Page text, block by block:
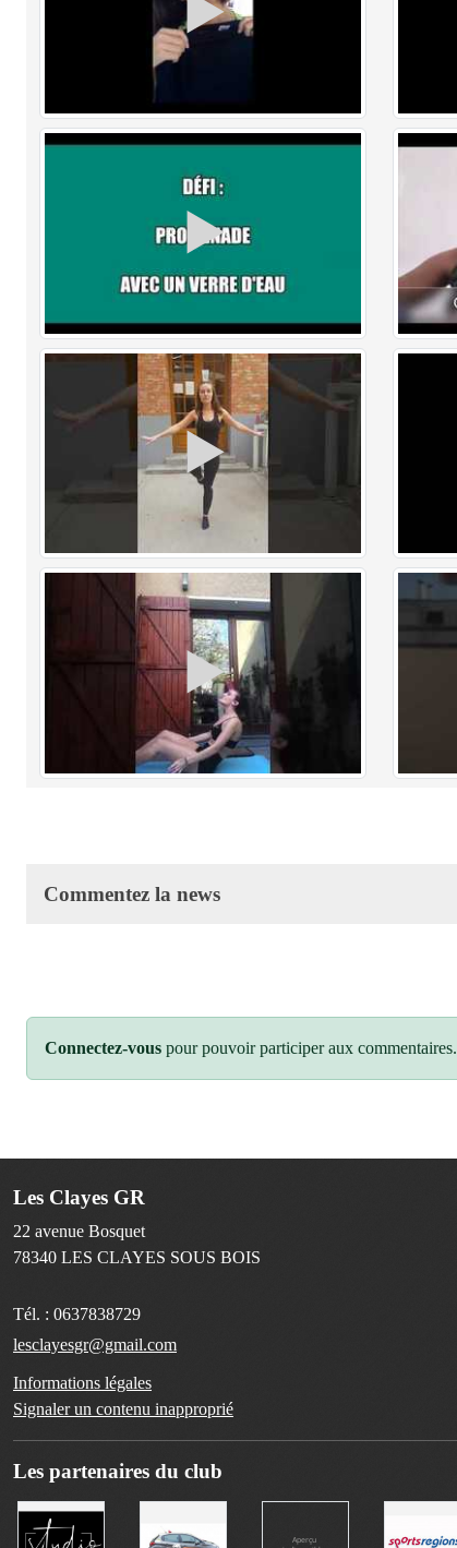
Commentez la news
Connectez-vous pour pouvoir participer aux commentaires.
Les Clayes GR
22 avenue Bosquet
78340 LES CLAYES SOUS BOIS
Tél. : 0637838729
lesclayesgr@gmail.com
Informations légales
Signaler un contenu inapproprié
Les partenaires du club